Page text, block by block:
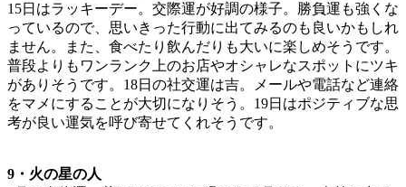
15日はラッキーデー。交際運が好調の様子。勝負運も強くな
っているので、思いきった行動に出てみるのも良いかもしれ
ません。また、食べたり飲んだりも大いに楽しめそうです。
普段よりもワンランク上のお店やオシャレなスポットにツキ
がありそうです。18日の社交運は吉。メールや電話など連絡
をマメにすることが大切になりそう。19日はポジティブな思
考が良い運気を呼び寄せてくれそうです。
9・火の星の人